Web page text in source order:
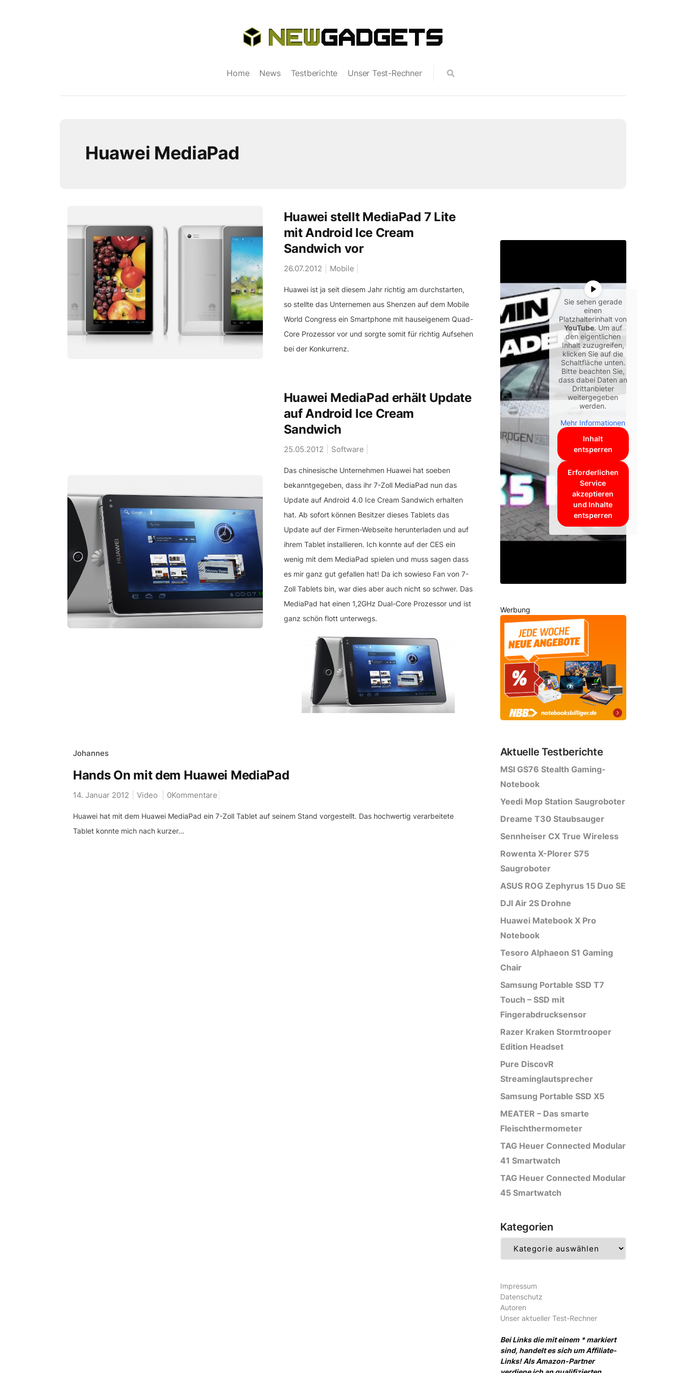
Home News Testberichte Unser Test-Rechner
Huawei MediaPad
Huawei stellt MediaPad 7 Lite
mit Android Ice Cream
Sandwich vor
26.07.2012 Mobile
Huawei ist ja seit diesem Jahr richtig am durchstarten,
so stellte das Unternemen aus Shenzen auf dem Mobile
World Congress ein Smartphone mit hauseigenem Quad-
Core Prozessor vor und sorgte somit für richtig Aufsehen
bei der Konkurrenz.
Huawei MediaPad erhält Update
auf Android Ice Cream
Sandwich
25.05.2012 Software
Das chinesische Unternehmen Huawei hat soeben
bekanntgegeben, dass ihr 7-Zoll MediaPad nun das
Update auf Android 4.0 Ice Cream Sandwich erhalten
hat. Ab sofort können Besitzer dieses Tablets das
Update auf der Firmen-Webseite herunterladen und auf
ihrem Tablet installieren. Ich konnte auf der CES ein
wenig mit dem MediaPad spielen und muss sagen dass
es mir ganz gut gefallen hat! Da ich sowieso Fan von 7-
Zoll Tablets bin, war dies aber auch nicht so schwer. Das
MediaPad hat einen 1,2GHz Dual-Core Prozessor und ist
ganz schön flott unterwegs.
Johannes
Hands On mit dem Huawei MediaPad
14. Januar 2012 Video 0Kommentare
Huawei hat mit dem Huawei MediaPad ein 7-Zoll Tablet auf seinem Stand vorgestellt. Das hochwertig verarbeitete
Tablet konnte mich nach kurzer...
Sie sehen gerade
einen
Platzhalterinhalt von
YouTube. Um auf
den eigentlichen
Inhalt zuzugreifen,
klicken Sie auf die
Schaltfläche unten.
Bitte beachten Sie,
dass dabei Daten an
Drittanbieter
weitergegeben
werden.
Mehr Informationen
Inhalt
entsperren
Erforderlichen
Service
akzeptieren
und Inhalte
entsperren
Werbung
Aktuelle Testberichte
MSI GS76 Stealth Gaming-
Notebook
Yeedi Mop Station Saugroboter
Dreame T30 Staubsauger
Sennheiser CX True Wireless
Rowenta X-Plorer S75
Saugroboter
ASUS ROG Zephyrus 15 Duo SE
DJI Air 2S Drohne
Huawei Matebook X Pro
Notebook
Tesoro Alphaeon S1 Gaming
Chair
Samsung Portable SSD T7
Touch – SSD mit
Fingerabdrucksensor
Razer Kraken Stormtrooper
Edition Headset
Pure DiscovR
Streaminglautsprecher
Samsung Portable SSD X5
MEATER – Das smarte
Fleischthermometer
TAG Heuer Connected Modular
41 Smartwatch
TAG Heuer Connected Modular
45 Smartwatch
Kategorien
Impressum
Datenschutz
Autoren
Unser aktueller Test-Rechner
Bei Links die mit einem * markiert
sind, handelt es sich um Affiliate-
Links! Als Amazon-Partner